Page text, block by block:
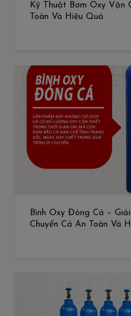
Kỹ Thuật Bơm Oxy Vận
Toàn Và Hiệu Quả
Bình Oxy Đóng Cá –
Chuyển Cá An Toàn Và